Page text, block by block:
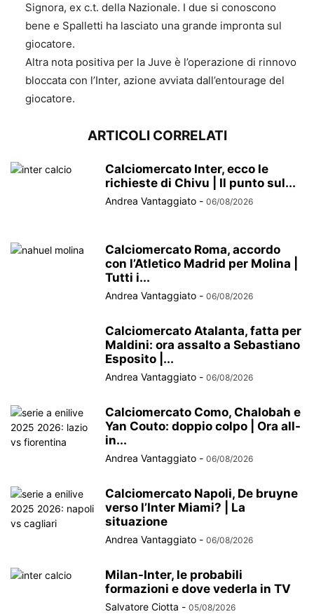
Signora, ex c.t. della Nazionale. I due si conoscono
bene e Spalletti ha lasciato una grande impronta sul
giocatore.
Altra nota positiva per la Juve è l’operazione di rinnovo
bloccata con l’Inter, azione avviata dall’entourage del
giocatore.
ARTICOLI CORRELATI
Calciomercato Inter, ecco le
richieste di Chivu | Il punto sul...
Andrea Vantaggiato - 06/08/2026
Calciomercato Roma, accordo
con l’Atletico Madrid per Molina |
Tutti i...
Andrea Vantaggiato - 06/08/2026
Calciomercato Atalanta, fatta per
Maldini: ora assalto a Sebastiano
Esposito |...
Andrea Vantaggiato - 06/08/2026
Calciomercato Como, Chalobah e
Yan Couto: doppio colpo | Ora all-
in...
Andrea Vantaggiato - 06/08/2026
Calciomercato Napoli, De bruyne
verso l’Inter Miami? | La
situazione
Andrea Vantaggiato - 06/08/2026
Milan-Inter, le probabili
formazioni e dove vederla in TV
Salvatore Ciotta - 05/08/2026